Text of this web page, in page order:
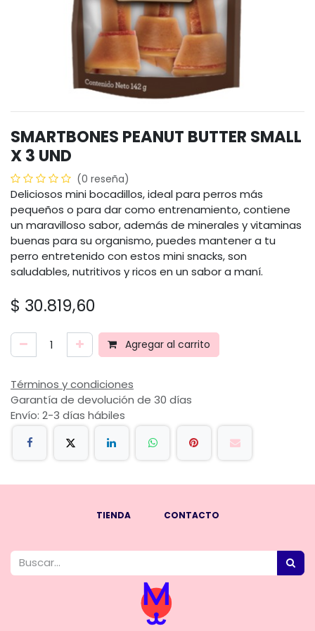
SMARTBONES PEANUT BUTTER SMALL
X 3 UND
(0 reseña)
Deliciosos mini bocadillos, ideal para perros más
pequeños o para dar como entrenamiento, contiene
un maravilloso sabor, además de minerales y vitaminas
buenas para su organismo, puedes mantener a tu
perro entretenido con estos mini snacks, son
saludables, nutritivos y ricos en un sabor a maní.
$ 30.819,60
Agregar al carrito
Términos y condiciones
Garantía de devolución de 30 días
Envío: 2-3 días hábiles
TIENDA CONTACTO